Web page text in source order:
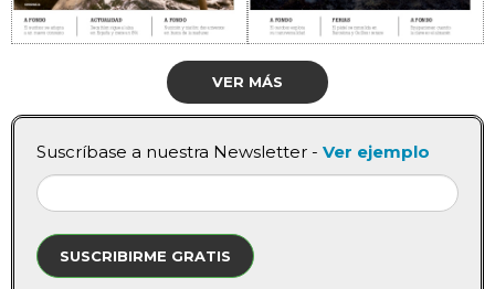
VER MÁS
Suscríbase a nuestra Newsletter - Ver ejemplo
SUSCRIBIRME GRATIS